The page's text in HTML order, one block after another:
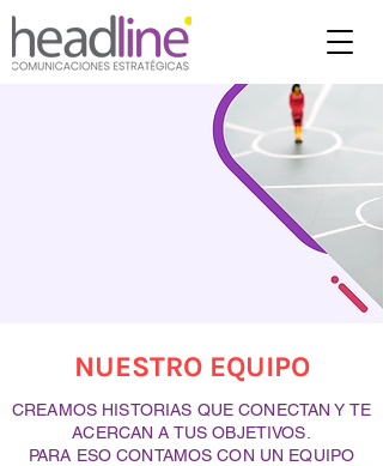
NUESTRO EQUIPO
CREAMOS HISTORIAS QUE CONECTAN Y TE
ACERCAN A TUS OBJETIVOS.
PARA ESO CONTAMOS CON UN EQUIPO